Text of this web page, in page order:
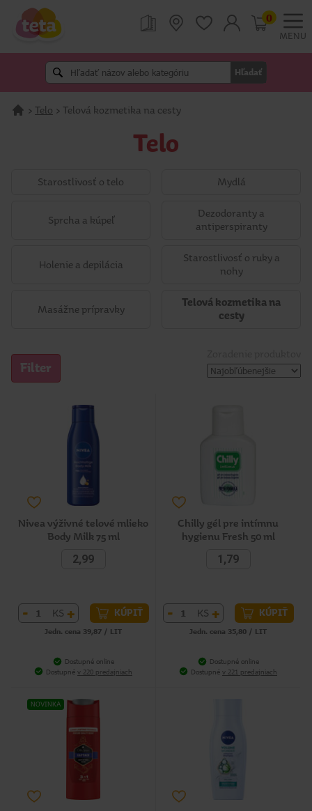
MENU
Hľadať
0
> Telo > Telová kozmetika na cesty
Telo
Starostlivosť o telo Mydlá
Sprcha a kúpeľ
Dezodoranty a
antiperspiranty
Holenie a depilácia
Starostlivosť o ruky a
nohy
Masážne prípravky
Telová kozmetika na
cesty
Filter
Nivea výživné telové mlieko
Body Milk 75 ml
2,99
- KS + KÚPIŤ
Jedn. cena 39,87 / LIT
Dostupné online
Dostupné v 220 predajniach
Chilly gél pre intímnu
hygienu Fresh 50 ml
1,79
- KS + KÚPIŤ
Jedn. cena 35,80 / LIT
Dostupné online
Dostupné v 221 predajniach
NOVINKA